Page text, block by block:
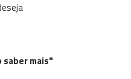
saber mais"